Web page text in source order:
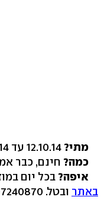
מתי?
כמה? חינם, כבר
איפה? בכל יום
באתר ובטל. 03-7240870